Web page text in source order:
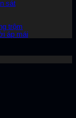
sát
trộm
áp mái